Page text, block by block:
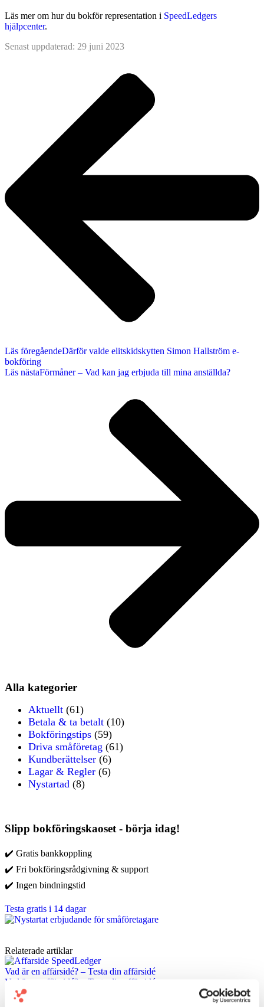
Läs mer om hur du bokför representation i SpeedLedgers
hjälpcenter.
Senast uppdaterad: 29 juni 2023
Läs föregåendeDärför valde elitskidskytten Simon Hallström e-
bokföring
Läs nästaFörmåner – Vad kan jag erbjuda till mina anställda?
Alla kategorier
Aktuellt (61)
Betala & ta betalt (10)
Bokföringstips (59)
Driva småföretag (61)
Kundberättelser (6)
Lagar & Regler (6)
Nystartad (8)
Slipp bokföringskaoset - börja idag!
✔️ Gratis bankkoppling
✔️ Fri bokföringsrådgivning & support
✔️ Ingen bindningstid
Testa gratis i 14 dagar
Relaterade artiklar
Vad är en affärsidé? – Testa din affärsidé
Vad är en affärsidé? – Testa din affärsidé
En affärsidé beskriver vad du ska sälja, till vem och varför någon